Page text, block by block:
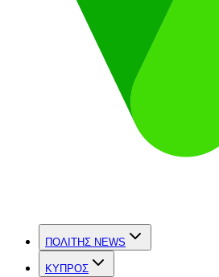
ΠΟΛΙΤΗΣ NEWS
ΚΥΠΡΟΣ